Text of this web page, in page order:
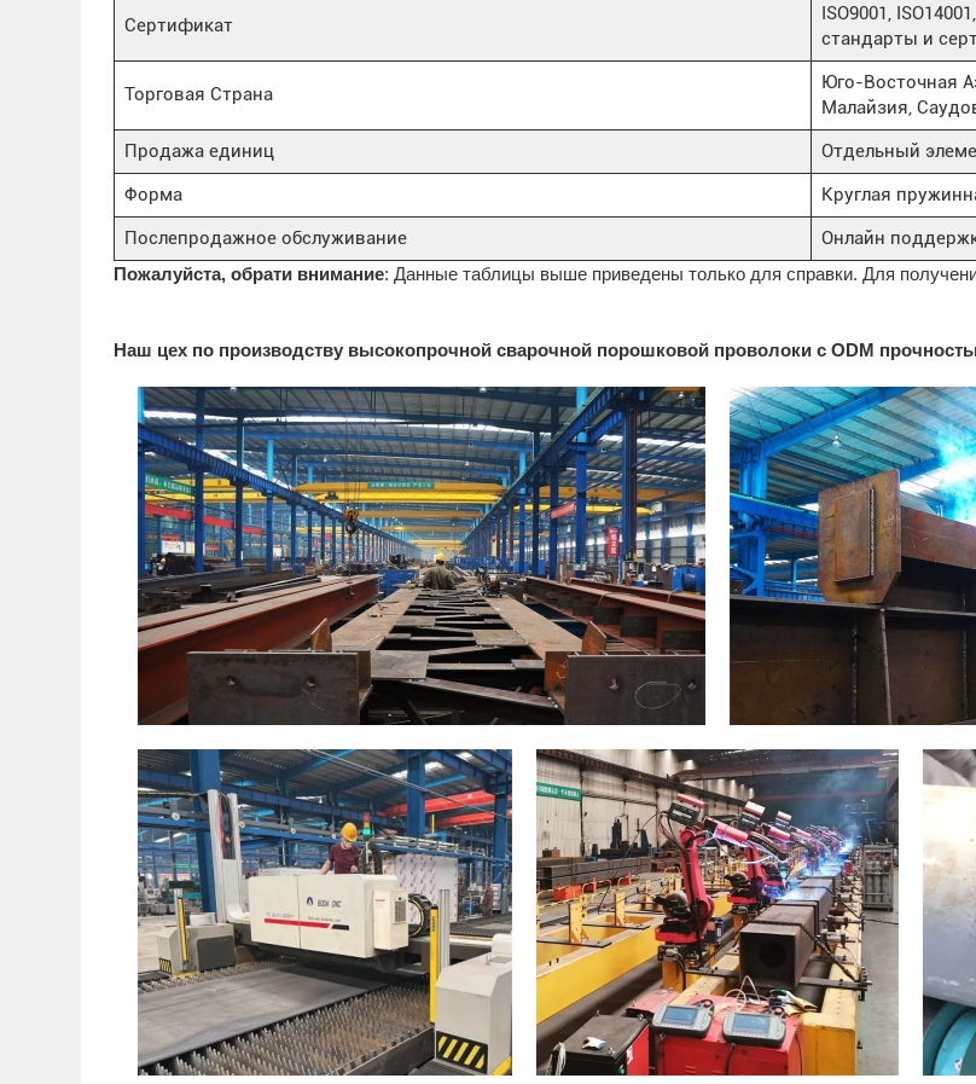
Сертификат
ISO9001,
стандарты и
Торговая Страна
Юго-Восточная
Малайзия,
Продажа единиц
Отдельный
Форма
Круглая
Послепродажное обслуживание
Онлайн
Пожалуйста, обрати внимание: Данные таблицы выше приведены только для справки. Для
Наш цех по производству высокопрочной сварочной порошковой проволоки с ODM